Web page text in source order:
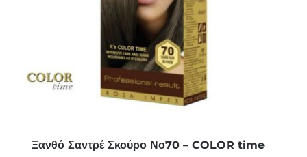
Ξανθό Σαντρέ Σκούρο Νο70 – COLOR time